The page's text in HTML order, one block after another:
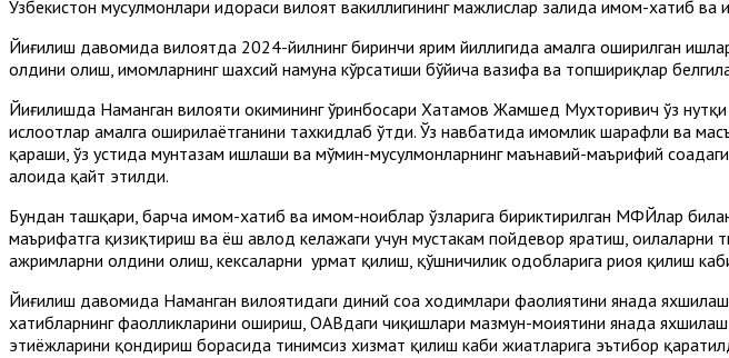
Ўзбекистон мусулмонлари идораси вилоят вакиллигининг мажлислар залида имом-хатиб ва
Йиғилиш давомида вилоятда 2024-йилнинг биринчи ярим йиллигида амалга оширилган
олдини олиш, имомларнинг шахсий намуна кўрсатиши бўйича вазифа ва топшириқлар
Йиғилишда Наманган вилояти ҳокимининг ўринбосари Хатамов Жамшед Мухторивич ўз
ислоҳотлар амалга оширилаётганини тахкидлаб ўтди. Ўз навбатида имомлик шарафли ва
қараши, ўз устида мунтазам ишлаши ва мўмин-мусулмонларнинг маънавий-маърифий
алоҳида қайт этилди.
Бундан ташқари, барча имом-хатиб ва имом-ноиблар ўзларига бириктирилган МФЙлар
маърифатга қизиқтириш ва ёш авлод келажаги учун мустаҳкам пойдевор яратиш,
ажримларни олдини олиш, кексаларни ҳурмат қилиш, қўшничилик одобларига риоя қилиш
Йиғилиш давомида Наманган вилоятидаги диний соҳа ходимлари фаолиятини янада
хатибларнинг фаолликларини ошириш, ОАВдаги чиқишлари мазмун-моҳиятини янада
эҳтиёжларини қондириш борасида тинимсиз хизмат қилиш каби жиҳатларига эътибор